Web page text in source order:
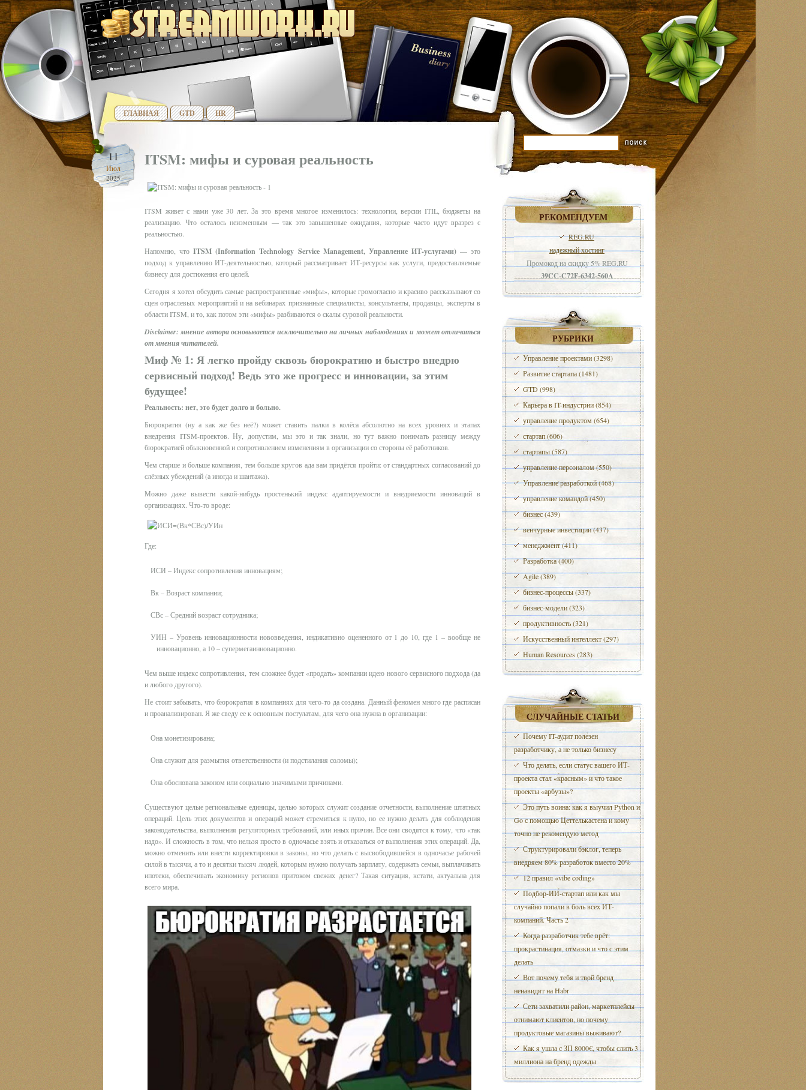
ГЛАВНАЯ GTD HR
11
Июл
2025
ITSM: мифы и суровая реальность
ITSM живет с нами уже 30 лет. За это время многое изменилось: технологии, версии ITIL, бюджеты на
реализацию. Что осталось неизменным — так это завышенные ожидания, которые часто идут вразрез с
реальностью.
Напомню, чтоITSM (Information Technology Service Management, Управление ИТ-услугами)— это
подход к управлению ИТ-деятельностью, который рассматривает ИТ-ресурсы как услуги, предоставляемые
бизнесу для достижения его целей.
Сегодня я хотел обсудить самые распространенные «мифы», которые громогласно и красиво рассказывают со
сцен отраслевых мероприятий и на вебинарах признанные специалисты, консультанты, продавцы, эксперты в
области ITSM, и то, как потом эти «мифы» разбиваются о скалы суровой реальности.
Disclaimer: мнение автора основывается исключительно на личных наблюдениях и может отличаться
от мнения читателей.
Миф № 1: Я легко пройду сквозь бюрократию и быстро внедрю
сервисный подход! Ведь это же прогресс и инновации, за этим
будущее!
Реальность: нет, это будет долго и больно.
Бюрократия (ну а как же без неё?) может ставить палки в колёса абсолютно на всех уровнях и этапах
внедрения ITSM-проектов. Ну, допустим, мы это и так знали, но тут важно понимать разницу между
бюрократией обыкновенной и сопротивлением изменениям в организации со стороны её работников.
Чем старше и больше компания, тем больше кругов ада вам придётся пройти: от стандартных согласований до
слёзных убеждений (а иногда и шантажа).
Можно даже вывести какой-нибудь простенький индекс адаптируемости и внедряемости инноваций в
организациях. Что-то вроде:
Где:
ИСИ – Индекс сопротивления инновациям;
Вк – Возраст компании;
СВс – Средний возраст сотрудника;
УИН – Уровень инновационности нововведения, индикативно оцененного от 1 до 10, где 1 – вообще не
инновационно, а 10 – супермегаинновационно.
Чем выше индекс сопротивления, тем сложнее будет «продать» компании идею нового сервисного подхода (да
и любого другого).
Не стоит забывать, что бюрократия в компаниях для чего-то да создана. Данный феномен много где расписан
и проанализирован. Я же сведу ее к основным постулатам, для чего она нужна в организации:
Она монетизирована;
Она служит для размытия ответственности (и подстилания соломы);
Она обоснована законом или социально значимыми причинами.
Существуют целые региональные единицы, целью которых служит создание отчетности, выполнение штатных
операций. Цель этих документов и операций может стремиться к нулю, но ее нужно делать для соблюдения
законодательства, выполнения регуляторных требований, или иных причин. Все они сводятся к тому, что «так
надо». И сложность в том, что нельзя просто в одночасье взять и отказаться от выполнения этих операций. Да,
можно отменить или внести корректировки в законы, но что делать с высвободившейся в одночасье рабочей
силой в тысячи, а то и десятки тысяч людей, которым нужно получать зарплату, содержать семьи, выплачивать
ипотеки, обеспечивать экономику регионов притоком свежих денег? Такая ситуация, кстати, актуальна для
всего мира.
РЕКОМЕНДУЕМ
REG.RU
надежный хостинг
Промокод на скидку 5% REG.RU
39CC-C72F-6342-560A
РУБРИКИ
Управление проектами (3298)
Развитие стартапа (1481)
GTD (998)
Карьера в IT-индустрии (854)
управление продуктом (654)
стартап (606)
стартапы (587)
управление персоналом (550)
Управление разработкой (468)
управление командой (450)
бизнес (439)
венчурные инвестиции (437)
менеджмент (411)
Разработка (400)
Agile (389)
бизнес-процессы (337)
бизнес-модели (323)
продуктивность (321)
Искусственный интеллект (297)
Human Resources (283)
СЛУЧАЙНЫЕ СТАТЬИ
Почему IT-аудит полезен
разработчику, а не только бизнесу
Что делать, если статус вашего ИТ-
проекта стал «красным» и что такое
проекты «арбузы»?
Это путь воина: как я выучил Python и
Go с помощью Цеттелькастена и кому
точно не рекомендую метод
Структурировали бэклог, теперь
внедряем 80% разработок вместо 20%
12 правил «vibe coding»
Подбор-ИИ-стартап или как мы
случайно попали в боль всех ИТ-
компаний. Часть 2
Когда разработчик тебе врёт:
прокрастинация, отмазки и что с этим
делать
Вот почему тебя и твой бренд
ненавидят на Habr
Сети захватили район, маркетплейсы
отнимают клиентов, но почему
продуктовые магазины выживают?
Как я ушла с ЗП 8000€, чтобы слить 3
миллиона на бренд одежды